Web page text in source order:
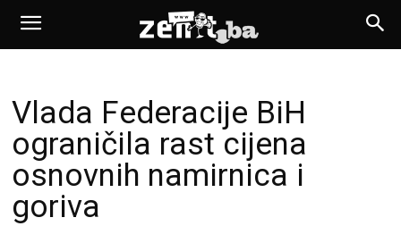
Vlada Federacije BiH
ograničila rast cijena
osnovnih namirnica i
goriva